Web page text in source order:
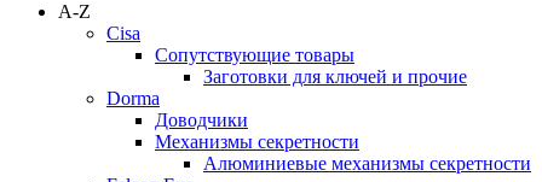
A-Z
Cisa
Сопутствующие товары
Заготовки для ключей и прочие
Dorma
Доводчики
Механизмы секретности
Алюминиевые механизмы секретности